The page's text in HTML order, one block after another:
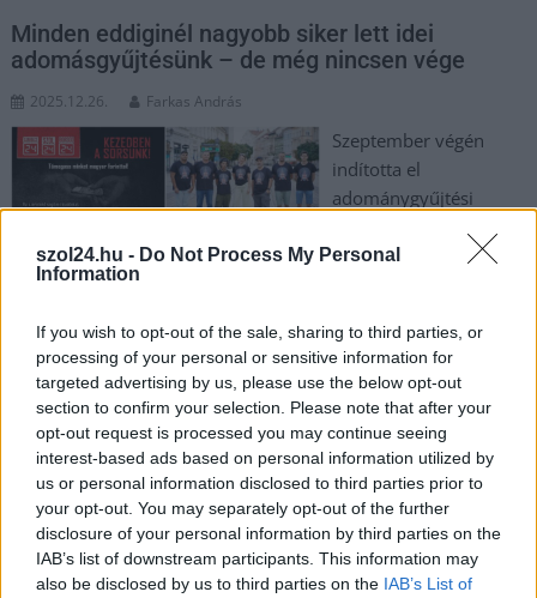
szol24.hu - Do Not Process My Personal
Information
If you wish to opt-out of the sale, sharing to third parties, or
processing of your personal or sensitive information for
targeted advertising by us, please use the below opt-out
section to confirm your selection. Please note that after your
opt-out request is processed you may continue seeing
interest-based ads based on personal information utilized by
us or personal information disclosed to third parties prior to
your opt-out. You may separately opt-out of the further
disclosure of your personal information by third parties on the
IAB’s list of downstream participants. This information may
also be disclosed by us to third parties on the IAB’s List of
Minden eddiginél nagyobb siker lett idei
adomásgyűjtésünk – de még nincsen vége
2025.12.26. Farkas András
Szeptember végén
indította el
adománygyűjtési
év végéhez közeledve
alakult akciónk. Annyit
már a bevezetőben elárulhatunk, hogy olvasóink és
támogatóink korábban soha látott energiákat mozgattak meg
annak érdekében, hogy elősegítsék további működésünket.
TOVÁBB OLVASOM
JNSZ megyei hírek adomány,adománygyűjtés,borsod24,
hárommillió, szabolcs24,szol24